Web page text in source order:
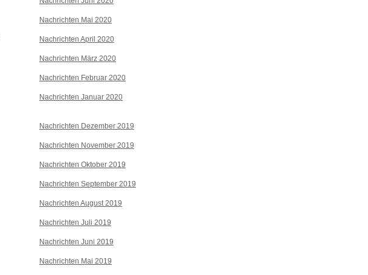
Nachrichten Mai 2020
Nachrichten April 2020
Nachrichten März 2020
Nachrichten Februar 2020
Nachrichten Januar 2020
Nachrichten Dezember 2019
Nachrichten November 2019
Nachrichten Oktober 2019
Nachrichten September 2019
Nachrichten August 2019
Nachrichten Juli 2019
Nachrichten Juni 2019
Nachrichten Mai 2019